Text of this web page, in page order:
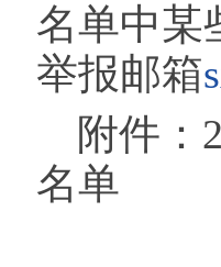
名单中某
举报邮箱
附件：
名单